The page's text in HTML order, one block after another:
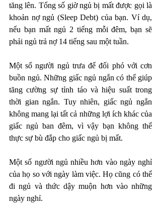
tăng lên. Tổng số giờ ngủ bị mất được gọi là
khoản nợ ngủ (Sleep Debt) của bạn. Ví dụ,
nếu bạn mất ngủ 2 tiếng mỗi đêm, bạn sẽ
phải ngủ trả nợ 14 tiếng sau một tuần.
Một số người ngủ trưa để đối phó với cơn
buồn ngủ. Những giấc ngủ ngắn có thể giúp
tăng cường sự tỉnh táo và hiệu suất trong
thời gian ngắn. Tuy nhiên, giấc ngủ ngắn
không mang lại tất cả những lợi ích khác của
giấc ngủ ban đêm, vì vậy bạn không thể
thực sự bù đắp cho giấc ngủ bị mất.
Một số người ngủ nhiều hơn vào ngày nghỉ
của họ so với ngày làm việc. Họ cũng có thể
đi ngủ và thức dậy muộn hơn vào những
ngày nghỉ.